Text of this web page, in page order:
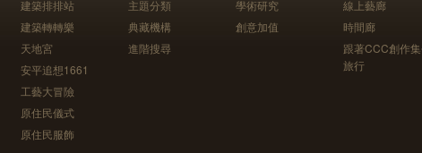
建築排排站
建築轉轉樂
天地宮
安平追想1661
工藝大冒險
原住民儀式
原住民服飾
主題分類
典藏機構
進階搜尋
學術研究
創意加值
線上藝廊
時間廊
跟著CCC創作
旅行